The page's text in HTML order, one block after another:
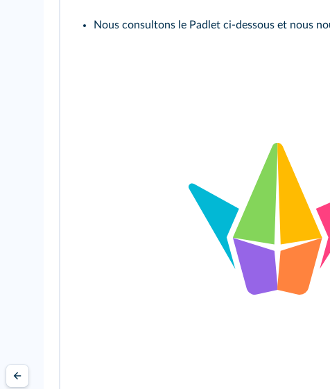
Nous consultons le Padlet ci‑dessous et nous